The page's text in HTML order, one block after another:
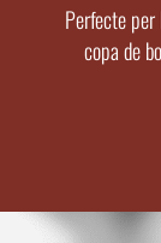
Perfecte
copa de